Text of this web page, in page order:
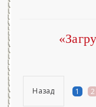
Назад 1 2